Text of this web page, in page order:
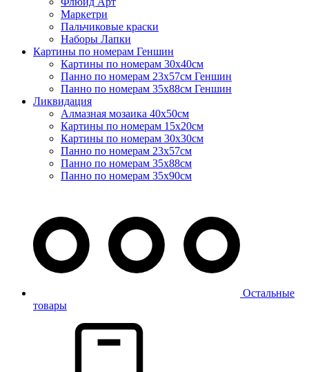
Маркетри
Пальчиковые краски
Наборы Лапки
Картины по номерам Геншин
Картины по номерам 30х40см
Панно по номерам 23х57см Геншин
Панно по номерам 35х88см Геншин
Ликвидация
Алмазная мозаика 40х50см
Картины по номерам 15х20см
Картины по номерам 30х30см
Панно по номерам 23х57см
Панно по номерам 35х88см
Панно по номерам 35х90см
Остальные
товары